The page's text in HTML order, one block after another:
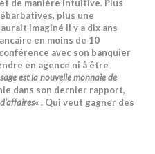
de manière intuitive. Plus
plus une
imaginé il y a dix ans
en moins de 10
avec son banquier
en agence ni à être
est la nouvelle monnaie de
dans son dernier rapport,
« . Qui veut gagner des